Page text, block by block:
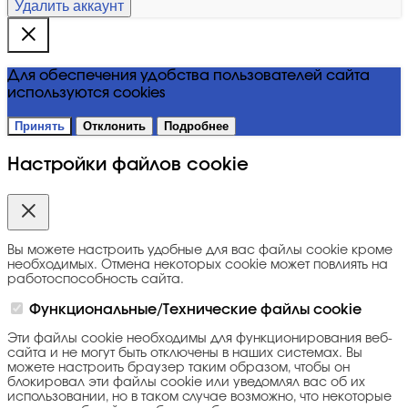
Удалить аккаунт
Для обеспечения удобства пользователей сайта
используются cookies
Принять Отклонить Подробнее
Настройки файлов cookie
Вы можете настроить удобные для вас файлы cookie кроме
необходимых. Отмена некоторых cookie может повлиять на
работоспособность сайта.
Функциональные/Технические файлы cookie
Эти файлы cookie необходимы для функционирования веб-
сайта и не могут быть отключены в наших системах. Вы
можете настроить браузер таким образом, чтобы он
блокировал эти файлы cookie или уведомлял вас об их
использовании, но в таком случае возможно, что некоторые